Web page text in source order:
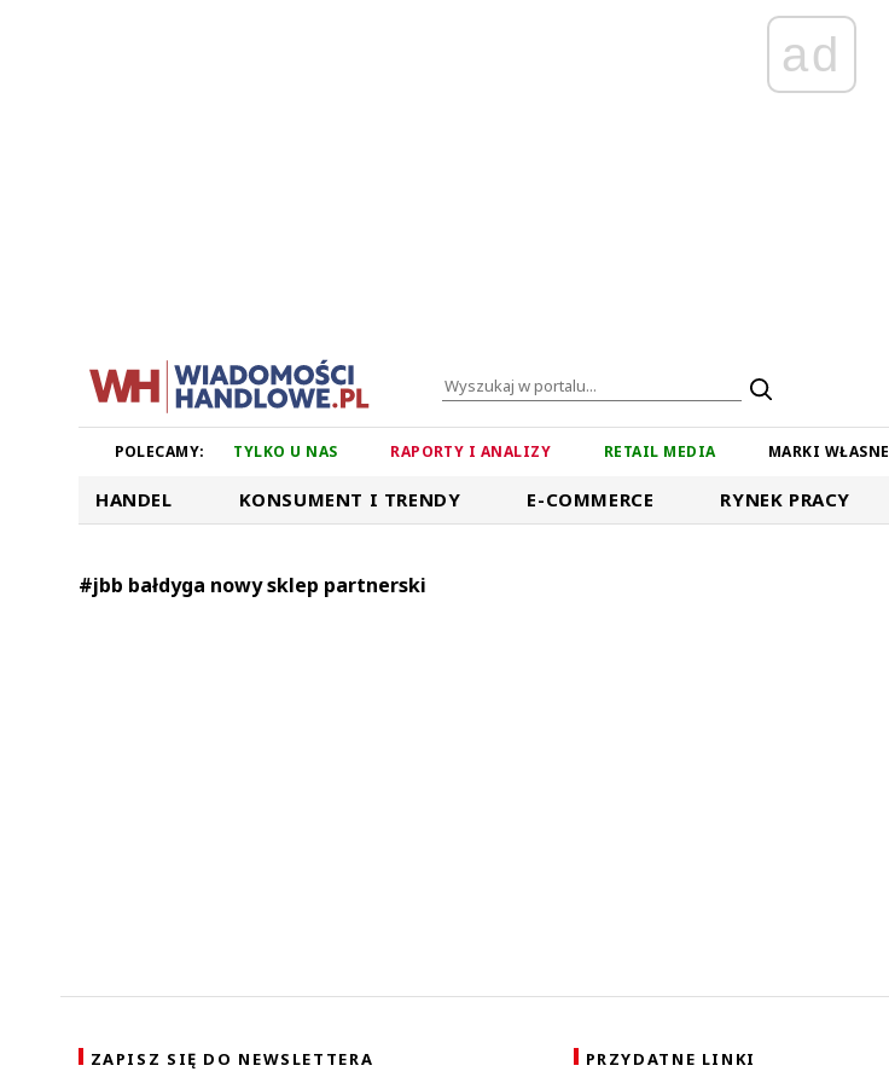
ad
POLECAMY: TYLKO U NAS RAPORTY I ANALIZY RETAIL MEDIA MARKI WŁASNE
HANDEL KONSUMENT I TRENDY E-COMMERCE RYNEK PRACY
#jbb bałdyga nowy sklep partnerski
ZAPISZ SIĘ DO NEWSLETTERA PRZYDATNE LINKI